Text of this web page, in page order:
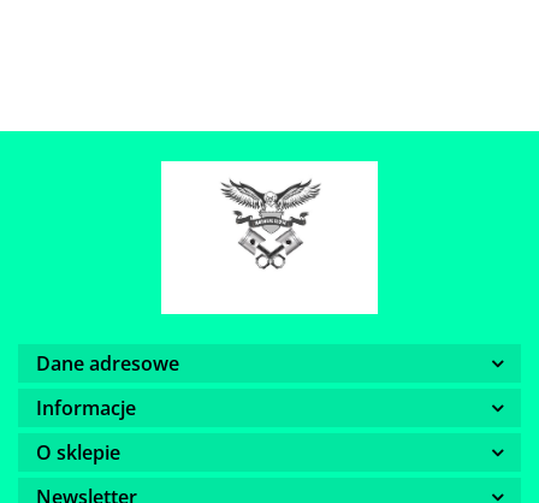
Dane adresowe
Informacje
O sklepie
Newsletter